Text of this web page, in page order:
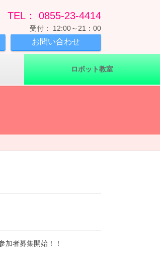
TEL： 0855-23-4414
受付： 12:00～21：00
お問い合わせ
ロボット教室
者募集開始！！